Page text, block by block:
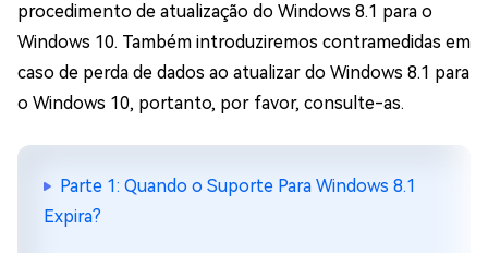
procedimento de atualização do Windows 8.1 para o
Windows 10. Também introduziremos contramedidas em
caso de perda de dados ao atualizar do Windows 8.1 para
o Windows 10, portanto, por favor, consulte-as.
Parte 1: Quando o Suporte Para Windows 8.1
Expira?